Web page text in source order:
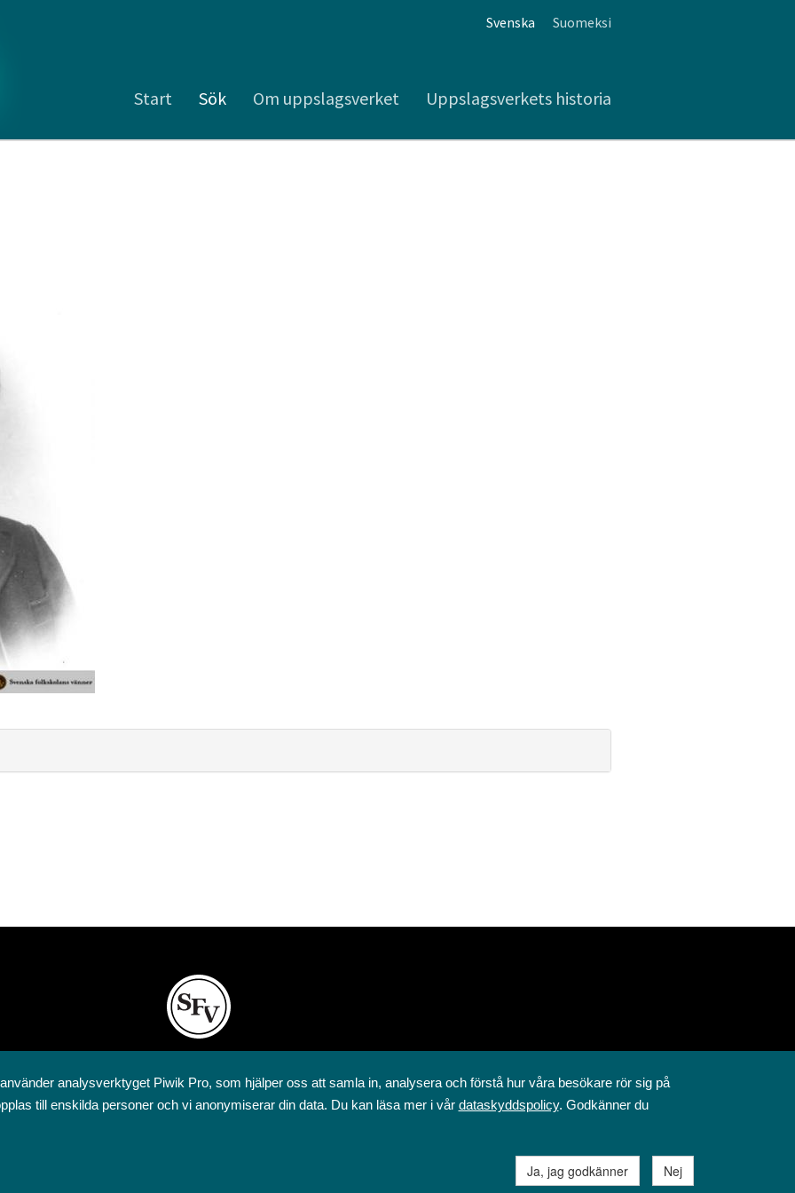
Svenska Suomeksi
Start Sök Om uppslagsverket Uppslagsverkets historia
Annegatan 12
00120 Helsingfors
analysverktyget Piwik Pro, som hjälper oss att samla in, analysera och förstå hur våra besökare rör sig på
till enskilda personer och vi anonymiserar din data. Du kan läsa mer i vår dataskyddspolicy. Godkänner du
Ja, jag godkänner Nej